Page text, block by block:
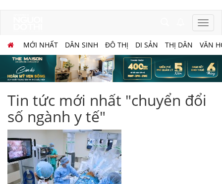
MỚI NHẤT DÂN SINH ĐÔ THỊ DI SẢN THỊ DÂN VĂN
Tin tức mới nhất "chuyển đổi
số ngành y tế"